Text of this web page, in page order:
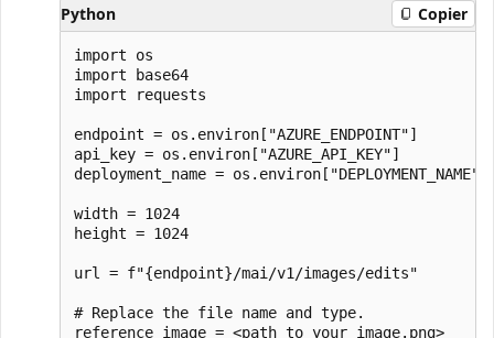
Python Copier
import os
import base64
import requests
endpoint = os.environ["AZURE_ENDPOINT"]
api_key = os.environ["AZURE_API_KEY"]
deployment_name = os.environ["DEPLOYMENT_NAME"]
width = 1024
height = 1024
url = f"{endpoint}/mai/v1/images/edits"
# Replace the file name and type.
reference_image = <path_to_your_image.png>